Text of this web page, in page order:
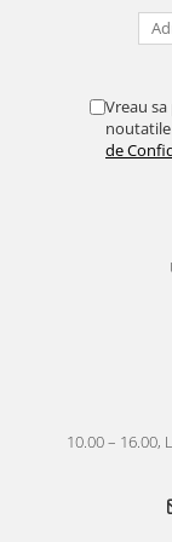
Vreau
de
10.00 – 16.00,